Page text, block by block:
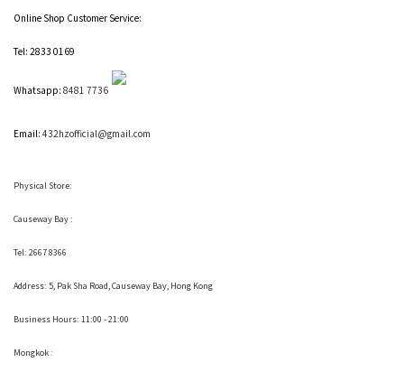
Online Shop Customer Service:
Tel: 2833 0169
Whatsapp: 8481 7736
Email: 432hzofficial@gmail.com
Physical Store:
Causeway Bay :
Tel: 2667 8366
Address: 5, Pak Sha Road, Causeway Bay, Hong Kong
Business Hours: 11:00 - 21:00
Mongkok :